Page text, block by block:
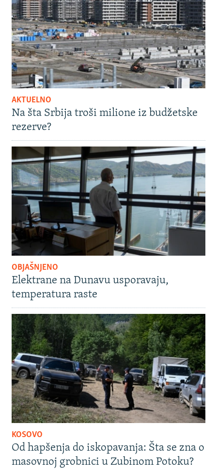
AKTUELNO
Na šta Srbija troši milione iz budžetske
rezerve?
OBJAŠNJENO
Elektrane na Dunavu usporavaju,
temperatura raste
KOSOVO
Od hapšenja do iskopavanja: Šta se zna o
masovnoj grobnici u Zubinom Potoku?